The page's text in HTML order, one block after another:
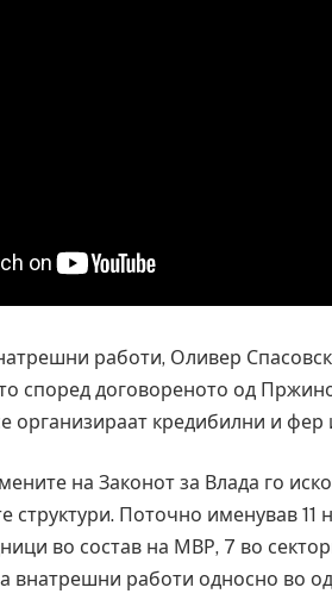
работи, Оливер
според договореното од
организираат кредибилни и фер
на Законот за Влада го
структури. Поточно именував 11
во состав на МВР, 7 во
внатрешни работи односно во